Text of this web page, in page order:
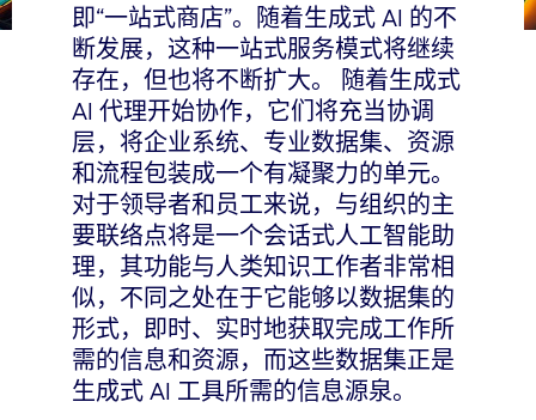
即“一站式商店”。随着生成式 AI 的不
断发展，这种一站式服务模式将继续
存在，但也将不断扩大。 随着生成式
AI 代理开始协作，它们将充当协调
层，将企业系统、专业数据集、资源
和流程包装成一个有凝聚力的单元。
对于领导者和员工来说，与组织的主
要联络点将是一个会话式人工智能助
理，其功能与人类知识工作者非常相
似，不同之处在于它能够以数据集的
形式，即时、实时地获取完成工作所
需的信息和资源，而这些数据集正是
生成式 AI 工具所需的信息源泉。